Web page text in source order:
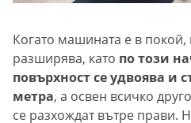
Когато машината е в покой,
разширява, като по този
повърхност се удвоява и
метра, а освен всичко
се разхождат вътре прави.